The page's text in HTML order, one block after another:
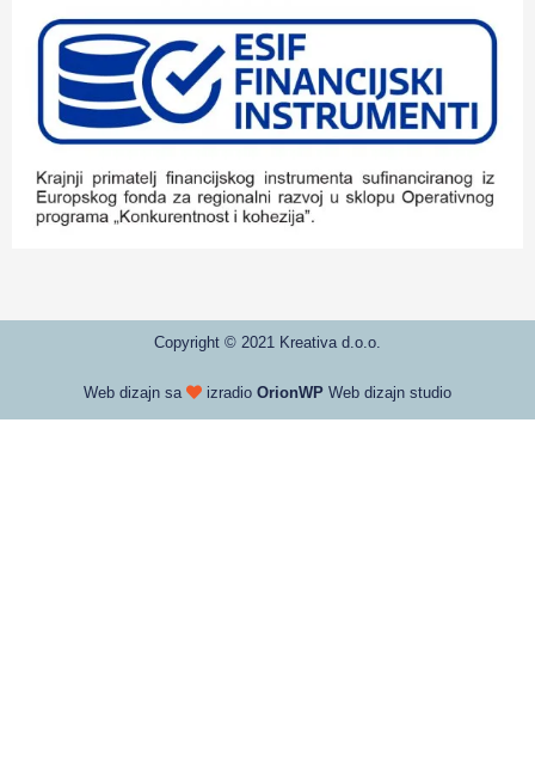
Copyright © 2021 Kreativa d.o.o.
Web dizajn sa izradio OrionWP Web dizajn studio